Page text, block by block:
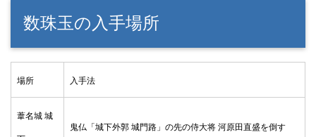
数珠玉の入手場所
場所 入手法
葦名城 城
鬼仏「城下外郭 城門路」の先の侍大将 河原田直盛を倒す